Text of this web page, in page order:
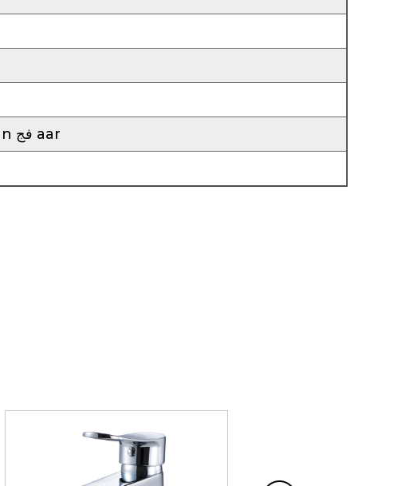
304 أ nebob mn al ف ola ذ chlm ق aom all ص ص m ق aom alan فج aar